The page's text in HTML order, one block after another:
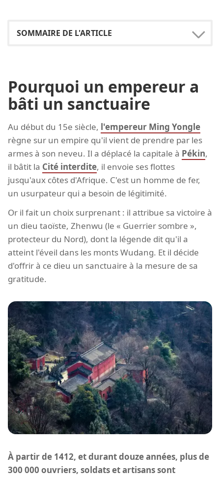
Pourquoi un empereur a
bâti un sanctuaire
Au début du 15e siècle, l'empereur Ming Yongle
règne sur un empire qu'il vient de prendre par les
armes à son neveu. Il a déplacé la capitale à Pékin,
il bâtit la Cité interdite, il envoie ses flottes
jusqu'aux côtes d'Afrique. C'est un homme de fer,
un usurpateur qui a besoin de légitimité.
Or il fait un choix surprenant : il attribue sa victoire à
un dieu taoïste, Zhenwu (le « Guerrier sombre »,
protecteur du Nord), dont la légende dit qu'il a
atteint l'éveil dans les monts Wudang. Et il décide
d'offrir à ce dieu un sanctuaire à la mesure de sa
gratitude.
À partir de 1412, et durant douze années, plus de
300 000 ouvriers, soldats et artisans sont